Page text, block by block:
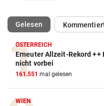
Gelesen(ausgewählt)
ÖSTERREICH
Erneuter Allzeit-Rekord ++
nicht vorbei
161.551 mal gelesen
WIEN
Action-Cam Vergleich
ZUM VERGLEICH
Crosstrainer Vergleich